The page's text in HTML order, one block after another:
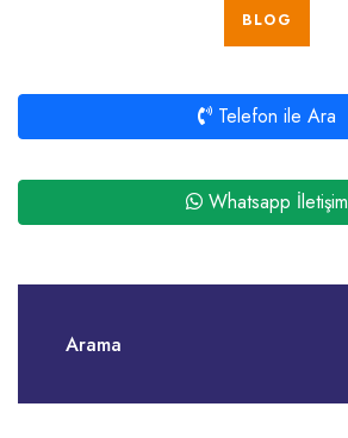
BLOG
Telefon ile Ara
Whatsapp İletişim